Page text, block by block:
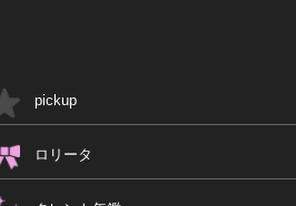
pickup
ロリータ